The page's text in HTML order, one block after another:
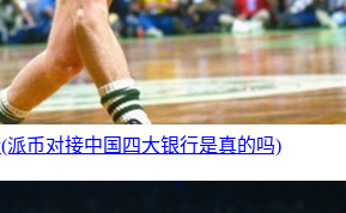
币对接中国四大银行是真的吗)